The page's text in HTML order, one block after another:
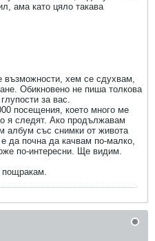
ама като цяло такава
възможности, хем се сдухвам,
Обикновено не пиша толкова
за вас.
посещения, което много ме
я следят. Ако продължавам
албум със снимки от живота
да почна да качвам по-малко,
по-интересни. Ще видим.
пощракам.